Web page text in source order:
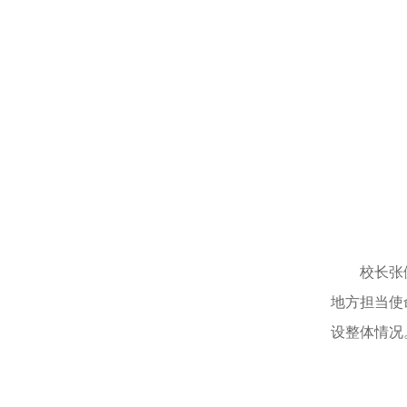
校长张
地方担当使
设整体情况